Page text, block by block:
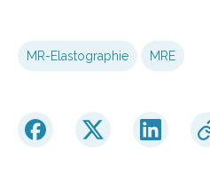
MR-Elastographie MRE